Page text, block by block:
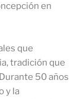
en
que
tradición que
50 años
y la